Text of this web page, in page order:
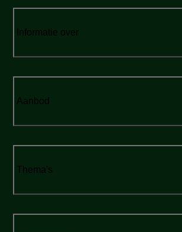
Informatie over
Aanbod
Thema's